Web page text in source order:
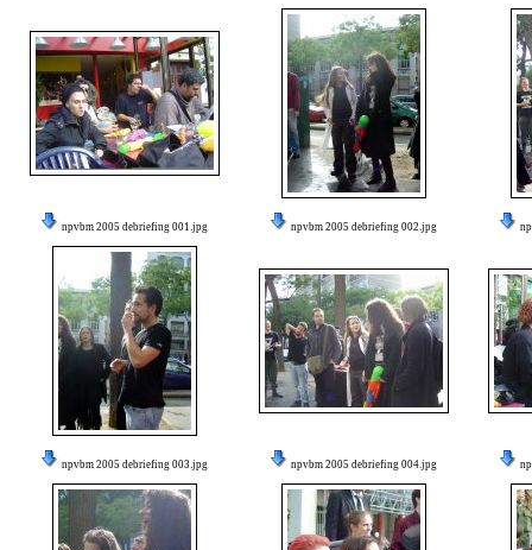
npvbm 2005 debriefing 001.jpg npvbm 2005 debriefing 002.jpg
npvbm 2005 debriefing 003.jpg npvbm 2005 debriefing 004.jpg